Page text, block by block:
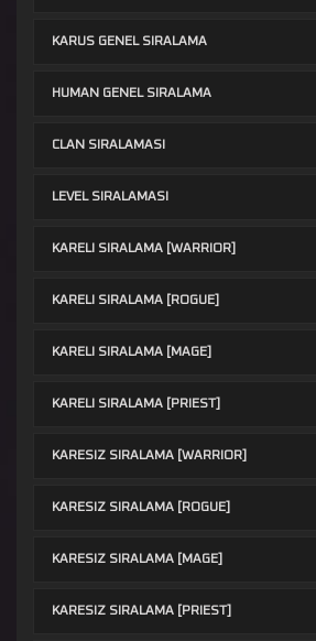
KARUS GENEL SIRALAMA
HUMAN GENEL SIRALAMA
CLAN SIRALAMASI
LEVEL SIRALAMASI
KARELI SIRALAMA [WARRIOR]
KARELI SIRALAMA [ROGUE]
KARELI SIRALAMA [MAGE]
KARELI SIRALAMA [PRIEST]
KARESIZ SIRALAMA [WARRIOR]
KARESIZ SIRALAMA [ROGUE]
KARESIZ SIRALAMA [MAGE]
KARESIZ SIRALAMA [PRIEST]